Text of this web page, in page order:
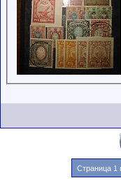
Страница 1